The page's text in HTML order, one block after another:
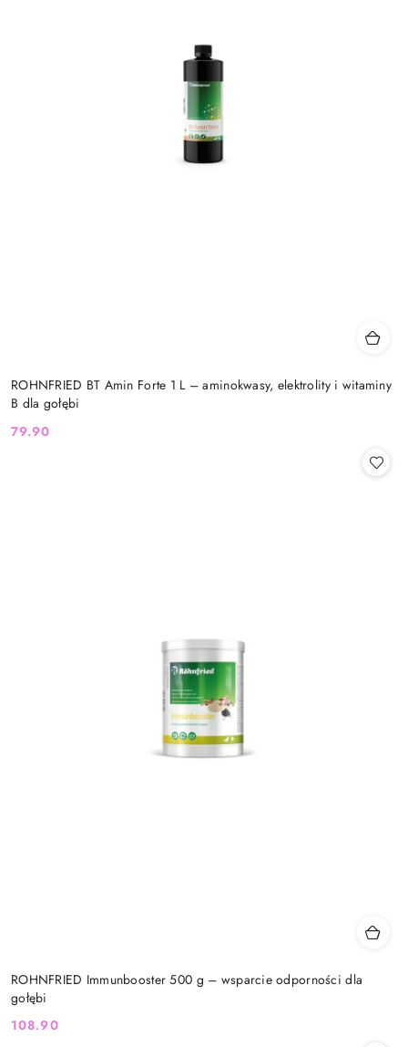
ROHNFRIED BT Amin Forte 1 L – aminokwasy, elektrolity i witaminy
B dla gołębi
Cena:
79.90
ROHNFRIED Immunbooster 500 g – wsparcie odporności dla
gołębi
Cena:
108.90